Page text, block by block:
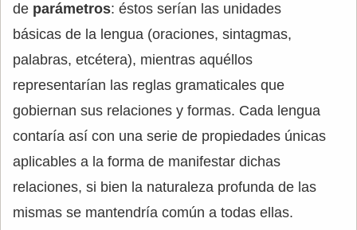
de parámetros: éstos serían las unidades
básicas de la lengua (oraciones, sintagmas,
palabras, etcétera), mientras aquéllos
representarían las reglas gramaticales que
gobiernan sus relaciones y formas. Cada lengua
contaría así con una serie de propiedades únicas
aplicables a la forma de manifestar dichas
relaciones, si bien la naturaleza profunda de las
mismas se mantendría común a todas ellas.